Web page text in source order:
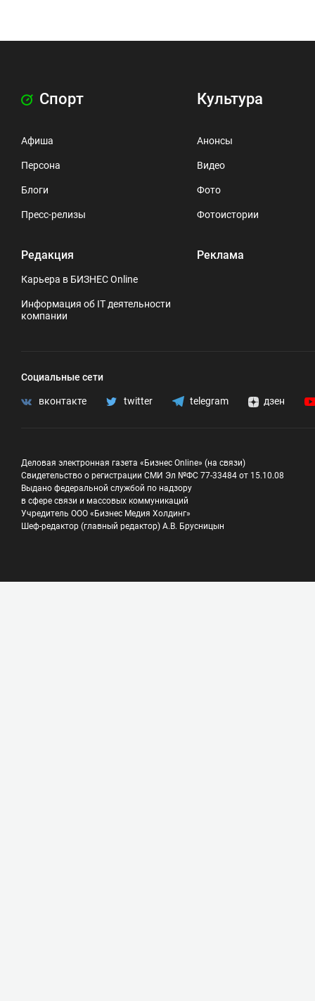
Спорт
Афиша
Персона
Блоги
Пресс-релизы
Редакция
Карьера в БИЗНЕС Online
Информация об IT деятельности
компании
Культура
Анонсы
Видео
Фото
Фотоистории
Реклама
Социальные сети
вконтакте twitter telegram дзен
Деловая электронная газета «Бизнес Online» (на связи)
Свидетельство о регистрации СМИ Эл №ФС 77-33484 от 15.10.08
Выдано федеральной службой по надзору
в сфере связи и массовых коммуникаций
Учредитель ООО «Бизнес Медия Холдинг»
Шеф-редактор (главный редактор) А.В. Брусницын